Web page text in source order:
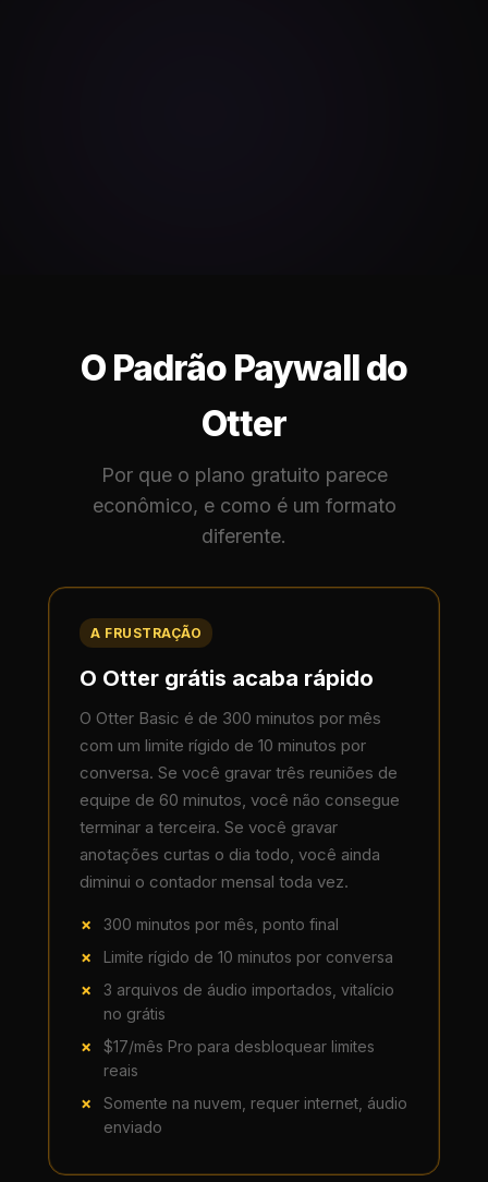
O Padrão Paywall do
Otter
Por que o plano gratuito parece
econômico, e como é um formato
diferente.
A FRUSTRAÇÃO
O Otter grátis acaba rápido
O Otter Basic é de 300 minutos por mês
com um limite rígido de 10 minutos por
conversa. Se você gravar três reuniões de
equipe de 60 minutos, você não consegue
terminar a terceira. Se você gravar
anotações curtas o dia todo, você ainda
diminui o contador mensal toda vez.
300 minutos por mês, ponto final
Limite rígido de 10 minutos por conversa
3 arquivos de áudio importados, vitalício
no grátis
$17/mês Pro para desbloquear limites
reais
Somente na nuvem, requer internet, áudio
enviado